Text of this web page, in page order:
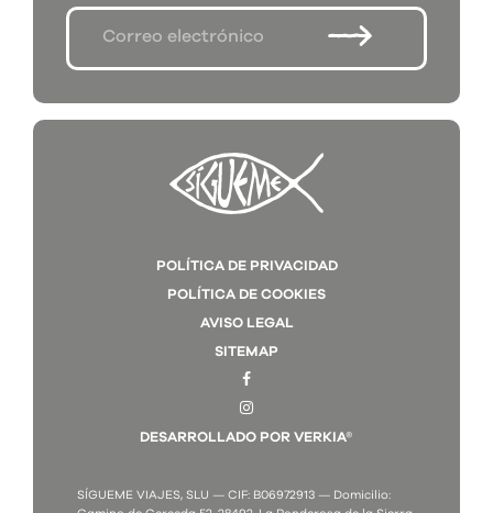
POLÍTICA DE PRIVACIDAD
POLÍTICA DE COOKIES
AVISO LEGAL
SITEMAP
DESARROLLADO POR VERKIA®
SÍGUEME VIAJES, SLU — CIF: B06972913 — Domicilio: